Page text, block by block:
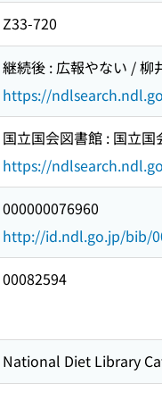
Z33-720
継続後 : 広報やない / 柳
https://
国立国会図書館 : 国立
https://
000000076960
http://id.ndl.go.jp/bib/
00082594
National Diet Library